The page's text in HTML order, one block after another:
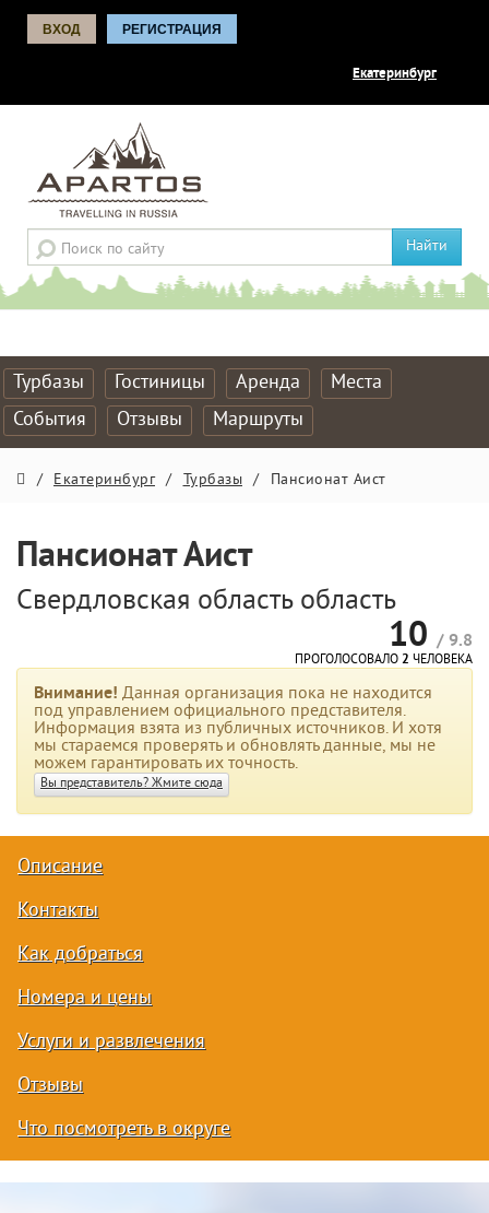
ВХОД РЕГИСТРАЦИЯ
Екатеринбург
Найти
Турбазы Гостиницы Аренда
Места
События
Отзывы Маршруты
/ Екатеринбург / Турбазы / Пансионат Аист
Пансионат Аист
Свердловская область область
10 / 9.8
ПРОГОЛОСОВАЛО 2 ЧЕЛОВЕКА
Внимание! Данная организация пока не находится
под управлением официального представителя.
Информация взята из публичных источников. И хотя
мы стараемся проверять и обновлять данные, мы не
можем гарантировать их точность.
Вы представитель? Жмите сюда
Описание
Контакты
Как добраться
Номера и цены
Услуги и развлечения
Отзывы
Что посмотреть в округе